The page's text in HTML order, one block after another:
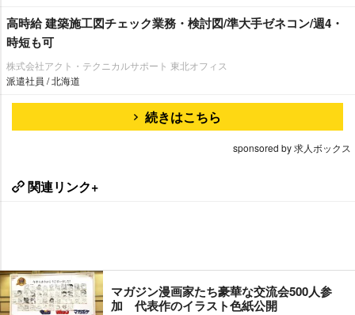
高時給 建築施工図チェック業務・検討図/準大手ゼネコン/週4・
時短も可
株式会社アクト・テクニカルサポート 東北オフィス
派遣社員 / 北海道
続きはこちら
sponsored by 求人ボックス
関連リンク+
マガジン漫画家たち豪華な交流会500人参
加 代表作のイラスト色紙公開